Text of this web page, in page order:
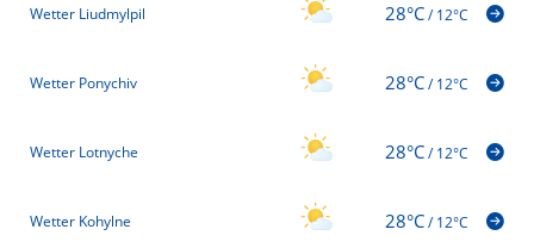
Wetter Liudmylpil 28°C/12°C
Wetter Ponychiv 28°C/12°C
Wetter Lotnyche 28°C/12°C
Wetter Kohylne 28°C/12°C